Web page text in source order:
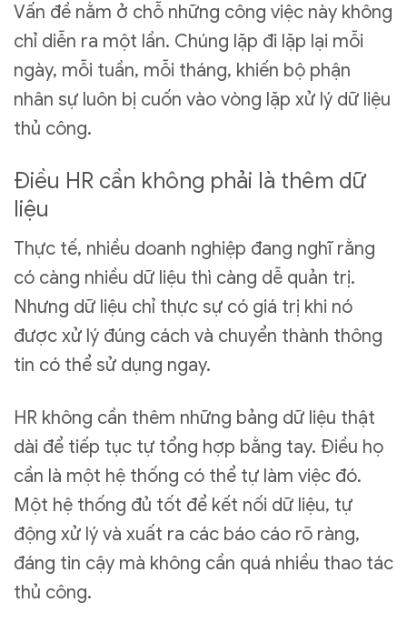
Vấn đề nằm ở chỗ những công việc này không
chỉ diễn ra một lần. Chúng lặp đi lặp lại mỗi
ngày, mỗi tuần, mỗi tháng, khiến bộ phận
nhân sự luôn bị cuốn vào vòng lặp xử lý dữ liệu
thủ công.
Điều HR cần không phải là thêm dữ
liệu
Thực tế, nhiều doanh nghiệp đang nghĩ rằng
có càng nhiều dữ liệu thì càng dễ quản trị.
Nhưng dữ liệu chỉ thực sự có giá trị khi nó
được xử lý đúng cách và chuyển thành thông
tin có thể sử dụng ngay.
HR không cần thêm những bảng dữ liệu thật
dài để tiếp tục tự tổng hợp bằng tay. Điều họ
cần là một hệ thống có thể tự làm việc đó.
Một hệ thống đủ tốt để kết nối dữ liệu, tự
động xử lý và xuất ra các báo cáo rõ ràng,
đáng tin cậy mà không cần quá nhiều thao tác
thủ công.